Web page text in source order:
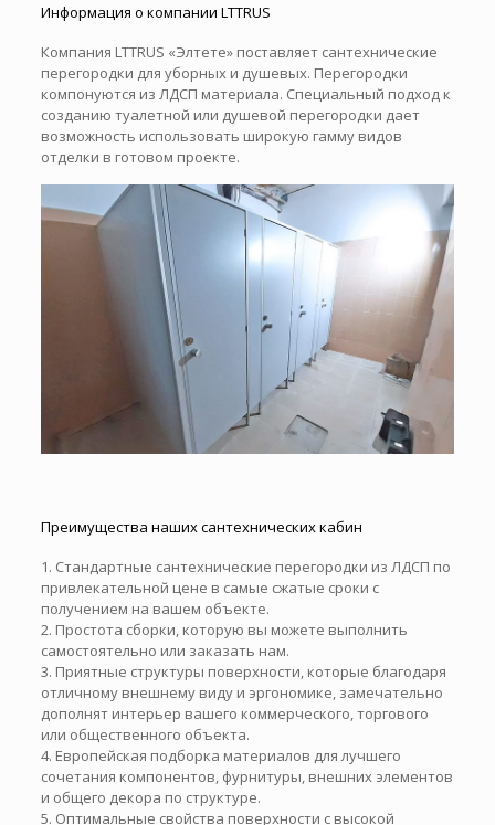
Информация о компании LTTRUS
Компания LTTRUS «Элтете» поставляет сантехнические
перегородки для уборных и душевых. Перегородки
компонуются из ЛДСП материала. Специальный подход к
созданию туалетной или душевой перегородки дает
возможность использовать широкую гамму видов
отделки в готовом проекте.
Преимущества наших сантехнических кабин
1. Стандартные сантехнические перегородки из ЛДСП по
привлекательной цене в самые сжатые сроки с
получением на вашем объекте.
2. Простота сборки, которую вы можете выполнить
самостоятельно или заказать нам.
3. Приятные структуры поверхности, которые благодаря
отличному внешнему виду и эргономике, замечательно
дополнят интерьер вашего коммерческого, торгового
или общественного объекта.
4. Европейская подборка материалов для лучшего
сочетания компонентов, фурнитуры, внешних элементов
и общего декора по структуре.
5. Оптимальные свойства поверхности с высокой